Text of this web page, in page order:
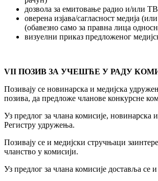
дозвола за емитовање радио и/или ТВ
оверена изjава/сагласност медија
(обавезно само за правна лица
визуелни приказ предложеног
VII ПОЗИВ ЗА УЧЕШЋЕ У РАДУ
Позивају се новинарска и медијска
позива, да предложе чланове конкурсне
Уз предлог за члана комисије,
Регистру удружења.
Позивају се и медијски стручњаци
чланство у комисији.
Уз предлог за члана комисије доставља се